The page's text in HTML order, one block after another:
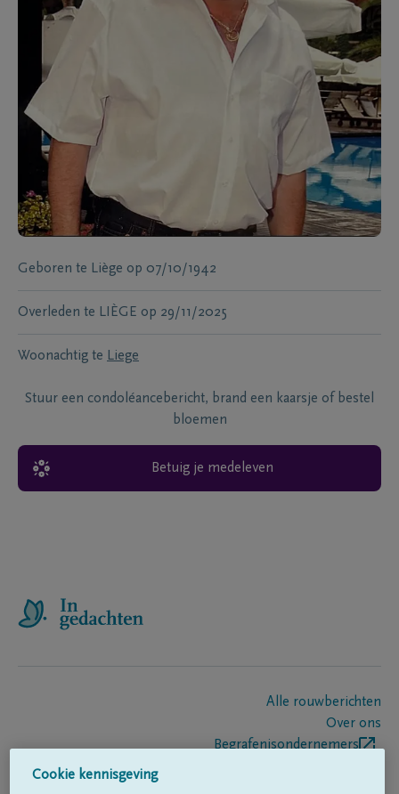
Geboren te Liège op 07/10/1942
Overleden te LIÈGE op 29/11/2025
Woonachtig te Liege
Stuur een condoléancebericht, brand een kaarsje of bestel
bloemen
Betuig je medeleven
Alle rouwberichten
Over ons
Begrafenisondernemers
Cookie kennisgeving